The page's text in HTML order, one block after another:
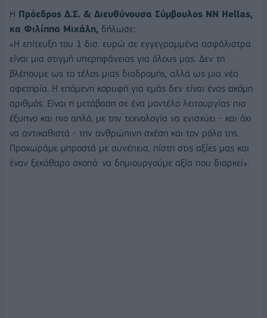
Η Πρόεδρος Δ.Σ. & Διευθύνουσα Σύμβουλος NN Hellas,
κα Φιλίππα Μιχάλη, δήλωσε:
«Η επίτευξη του 1 δισ. ευρώ σε εγγεγραμμένα ασφάλιστρα
είναι μια στιγμή υπερηφάνειας για όλους μας. Δεν τη
βλέπουμε ως το τέλος μιας διαδρομής, αλλά ως μια νέα
αφετηρία. Η επόμενη κορυφή για εμάς δεν είναι ένας ακόμη
αριθμός. Είναι η μετάβαση σε ένα μοντέλο λειτουργίας πιο
έξυπνο και πιο απλό, με την τεχνολογία να ενισχύει - και όχι
να αντικαθιστά - την ανθρώπινη σχέση και τον ρόλο της.
Προχωράμε μπροστά με συνέπεια, πίστη στις αξίες μας και
έναν ξεκάθαρο σκοπό: να δημιουργούμε αξία που διαρκεί».